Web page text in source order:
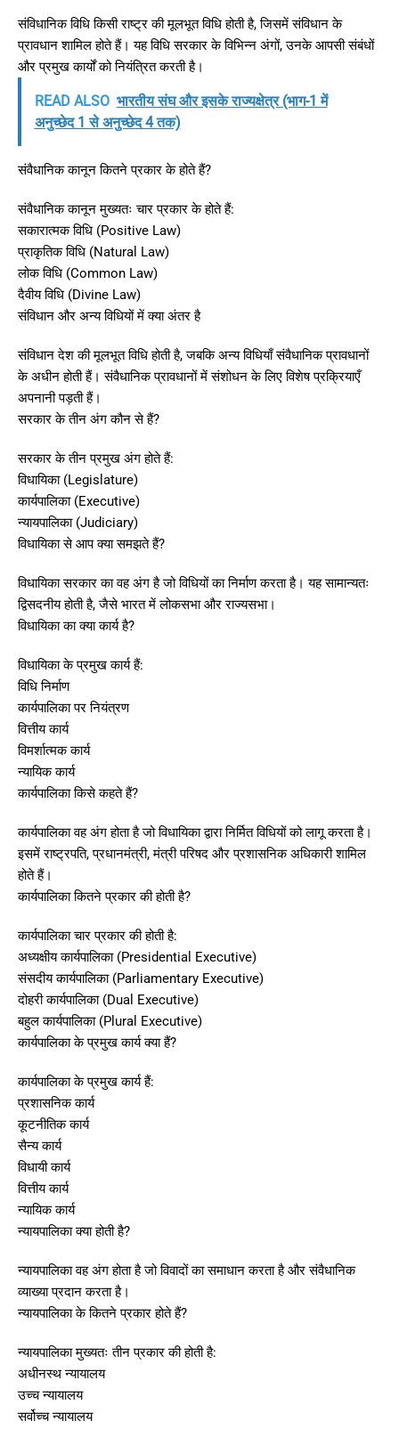
संविधानिक विधि किसी राष्ट्र की मूलभूत विधि होती है, जिसमें संविधान के
प्रावधान शामिल होते हैं। यह विधि सरकार के विभिन्न अंगों, उनके आपसी संबंधों
और प्रमुख कार्यों को नियंत्रित करती है।
READ ALSO भारतीय संघ और इसके राज्यक्षेत्र (भाग-1 में
अनुच्छेद 1 से अनुच्छेद 4 तक)
संवैधानिक कानून कितने प्रकार के होते हैं?
संवैधानिक कानून मुख्यतः चार प्रकार के होते हैं:
सकारात्मक विधि (Positive Law)
प्राकृतिक विधि (Natural Law)
लोक विधि (Common Law)
दैवीय विधि (Divine Law)
संविधान और अन्य विधियों में क्या अंतर है
संविधान देश की मूलभूत विधि होती है, जबकि अन्य विधियाँ संवैधानिक प्रावधानों
के अधीन होती हैं। संवैधानिक प्रावधानों में संशोधन के लिए विशेष प्रक्रियाएँ
अपनानी पड़ती हैं।
सरकार के तीन अंग कौन से हैं?
सरकार के तीन प्रमुख अंग होते हैं:
विधायिका (Legislature)
कार्यपालिका (Executive)
न्यायपालिका (Judiciary)
विधायिका से आप क्या समझते हैं?
विधायिका सरकार का वह अंग है जो विधियों का निर्माण करता है। यह सामान्यतः
द्विसदनीय होती है, जैसे भारत में लोकसभा और राज्यसभा।
विधायिका का क्या कार्य है?
विधायिका के प्रमुख कार्य हैं:
विधि निर्माण
कार्यपालिका पर नियंत्रण
वित्तीय कार्य
विमर्शात्मक कार्य
न्यायिक कार्य
कार्यपालिका किसे कहते हैं?
कार्यपालिका वह अंग होता है जो विधायिका द्वारा निर्मित विधियों को लागू करता है।
इसमें राष्ट्रपति, प्रधानमंत्री, मंत्री परिषद और प्रशासनिक अधिकारी शामिल
होते हैं।
कार्यपालिका कितने प्रकार की होती है?
कार्यपालिका चार प्रकार की होती है:
अध्यक्षीय कार्यपालिका (Presidential Executive)
संसदीय कार्यपालिका (Parliamentary Executive)
दोहरी कार्यपालिका (Dual Executive)
बहुल कार्यपालिका (Plural Executive)
कार्यपालिका के प्रमुख कार्य क्या हैं?
कार्यपालिका के प्रमुख कार्य हैं:
प्रशासनिक कार्य
कूटनीतिक कार्य
सैन्य कार्य
विधायी कार्य
वित्तीय कार्य
न्यायिक कार्य
न्यायपालिका क्या होती है?
न्यायपालिका वह अंग होता है जो विवादों का समाधान करता है और संवैधानिक
व्याख्या प्रदान करता है।
न्यायपालिका के कितने प्रकार होते हैं?
न्यायपालिका मुख्यतः तीन प्रकार की होती है:
अधीनस्थ न्यायालय
उच्च न्यायालय
सर्वोच्च न्यायालय